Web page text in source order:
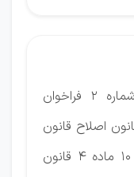
اصلاحیه شماره 2 فراخوان
اصلاح قانون
عدالت آموزشی)) به استناد تبصره 10 ماده 4 قانون